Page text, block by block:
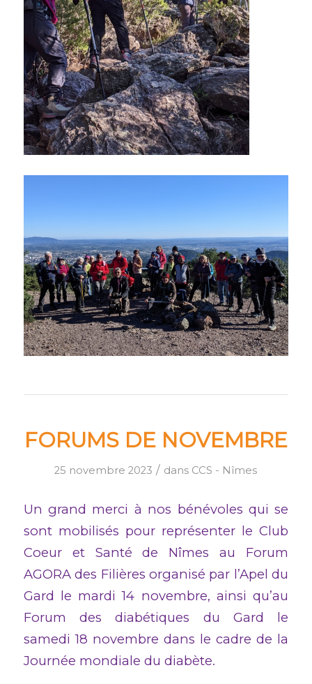
FORUMS DE NOVEMBRE
25 novembre 2023 / dans CCS - Nîmes
Un grand merci à nos bénévoles qui se
sont mobilisés pour représenter le Club
Coeur et Santé de Nîmes au Forum
AGORA des Filières organisé par l’Apel du
Gard le mardi 14 novembre, ainsi qu’au
Forum des diabétiques du Gard le
samedi 18 novembre dans le cadre de la
Journée mondiale du diabète.